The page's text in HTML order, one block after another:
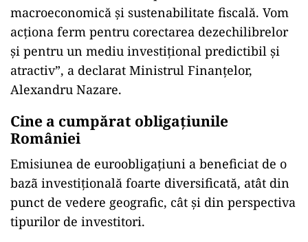
macroeconomică și sustenabilitate fiscală. Vom
acționa ferm pentru corectarea dezechilibrelor
și pentru un mediu investițional predictibil și
atractiv”, a declarat Ministrul Finanțelor,
Alexandru Nazare.
Cine a cumpărat obligațiunile
României
Emisiunea de euroobligațiuni a beneficiat de o
bazã investițională foarte diversificată, atât din
punct de vedere geografic, cât și din perspectiva
tipurilor de investitori.